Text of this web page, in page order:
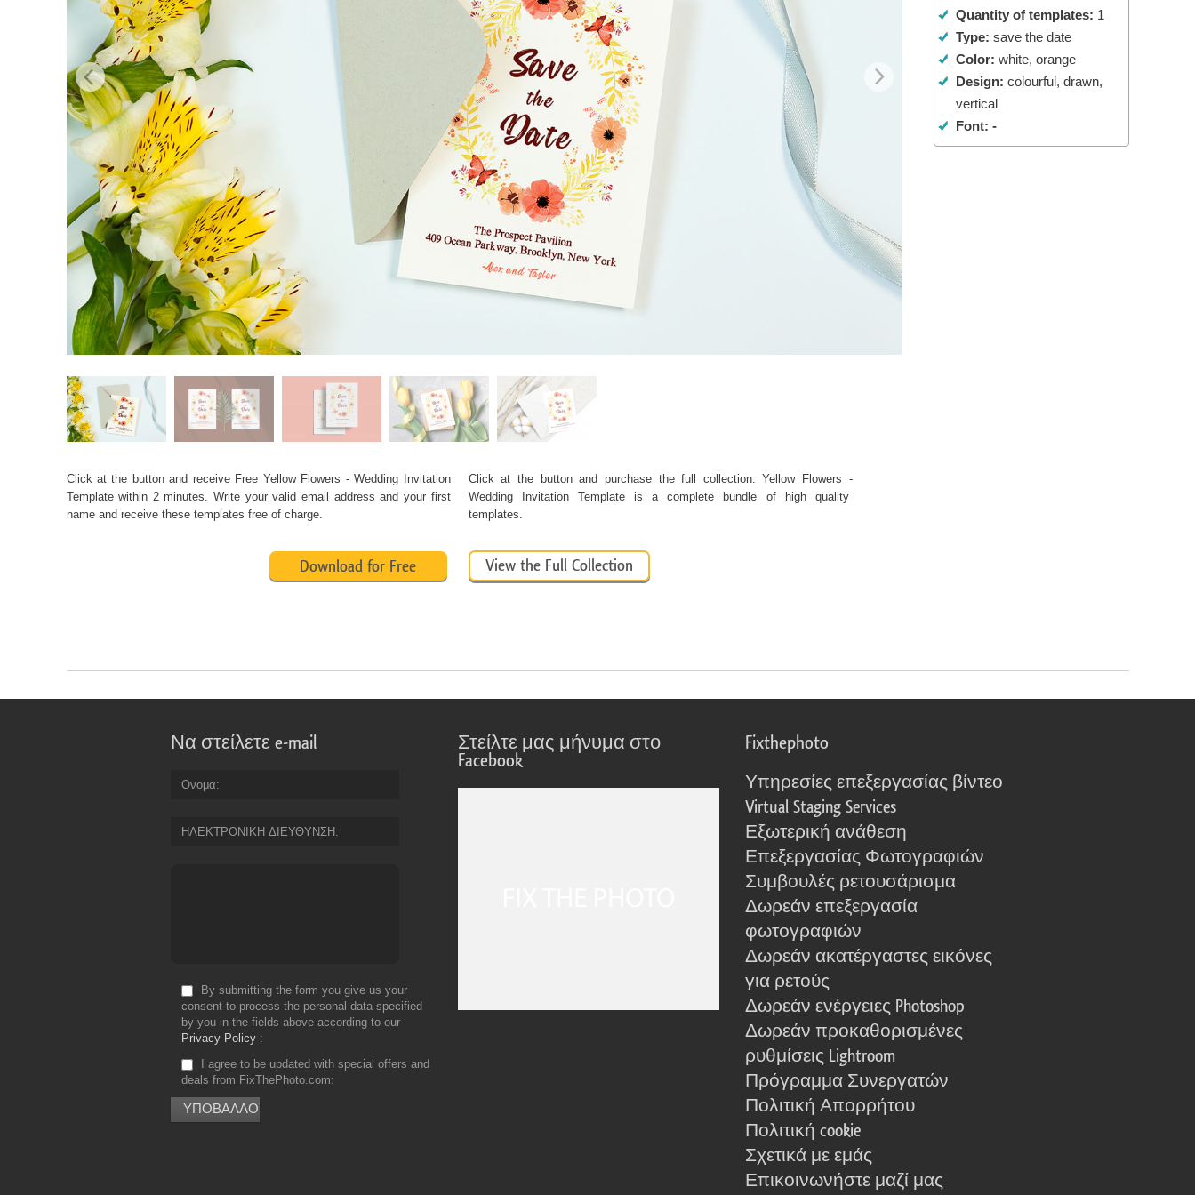
φωτογραφιών προϊόντος
Επεξεργασία
φωτογραφιών
κοσμημάτων
Δεδομένα Εκπαίδευσης AI Video Editing ServicesQuantity of templates: 1
Type: save the date
Color: white, orange
Design: colourful, drawn,
vertical
Font: -
Click at the button and receive Free Yellow Flowers - Wedding Invitation
Template within 2 minutes. Write your valid email address and your first
name and receive these templates free of charge.
Click at the button and purchase the full collection. Yellow Flowers -
Wedding Invitation Template is a complete bundle of high quality
templates.
Download for Free View the Full Collection
Να στείλετε e-mail
Ονομα
ΗΛΕΚΤΡΟΝΙΚΗ ΔΙΕΥΘΥΝΣΗ
By submitting the form you give us your
consent to process the personal data specified
by you in the fields above according to our
Privacy Policy
I agree to be updated with special offers and
deals from FixThePhoto.com
Στείλτε μας μήνυμα στο
Facebook
Fixthephoto
Υπηρεσίες επεξεργασίας βίντεο
Virtual Staging Services
Εξωτερική ανάθεση
Επεξεργασίας Φωτογραφιών
Συμβουλές ρετουσάρισμα
Δωρεάν επεξεργασία
φωτογραφιών
Δωρεάν ακατέργαστες εικόνες
για ρετούς
Δωρεάν ενέργειες Photoshop
Δωρεάν προκαθορισμένες
ρυθμίσεις Lightroom
Πρόγραμμα Συνεργατών
Πολιτική Απορρήτου
Πολιτική cookie
Σχετικά με εμάς
Επικοινωνήστε μαζί μας